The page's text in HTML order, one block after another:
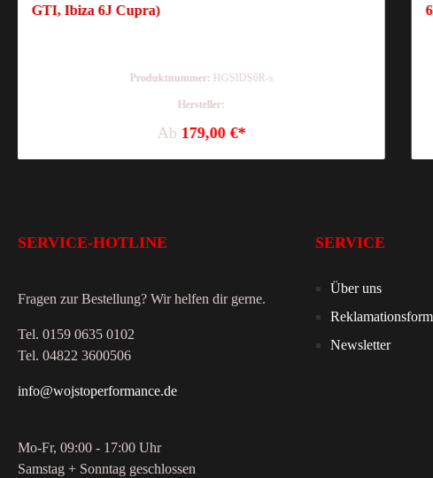
GTI, Ibiza 6J Cupra)
Produktnummer: HGSIDS6R-s
Hersteller:
Ab 179,00 €*
SERVICE-HOTLINE
Fragen zur Bestellung? Wir helfen dir gerne.
Tel. 0159 0635 0102
Tel. 04822 3600506
info@wojstoperformance.de
Mo-Fr, 09:00 - 17:00 Uhr
Samstag + Sonntag geschlossen
SERVICE
Über uns
Newsletter